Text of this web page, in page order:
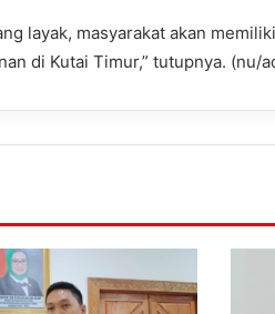
layak, masyarakat akan
di Kutai Timur,” tutupnya. (nu/